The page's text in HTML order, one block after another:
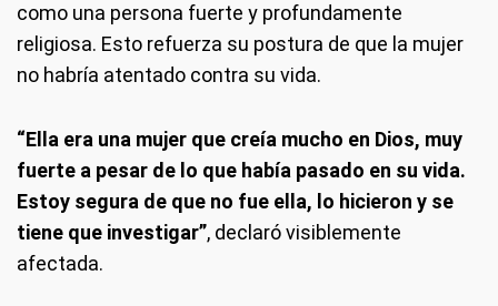
como una persona fuerte y profundamente
religiosa. Esto refuerza su postura de que la mujer
no habría atentado contra su vida.
“Ella era una mujer que creía mucho en Dios, muy
fuerte a pesar de lo que había pasado en su vida.
Estoy segura de que no fue ella, lo hicieron y se
tiene que investigar”, declaró visiblemente
afectada.